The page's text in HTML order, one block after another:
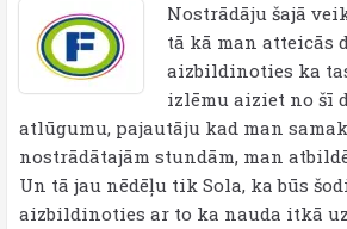
Nostrādāju šajā
tā kā man atteicās
aizbildinoties ka
izlēmu aiziet no šī
atlūgumu, pajautāju kad man
nostrādātajām stundām, man
Un tā jau nēdēļu tik Sola, ka būs
aizbildinoties ar to ka nauda itkā